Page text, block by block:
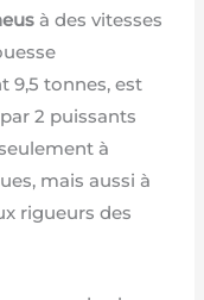
à des vitesses
9,5 tonnes, est
2 puissants
à
mais aussi à
rigueurs des